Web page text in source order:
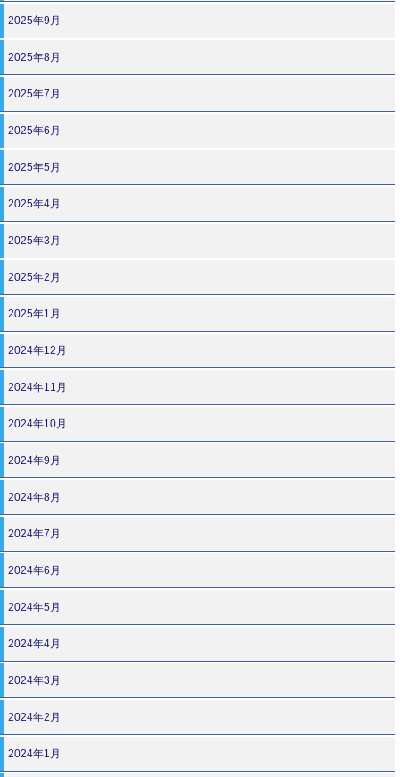
2025年9月
2025年8月
2025年7月
2025年6月
2025年5月
2025年4月
2025年3月
2025年2月
2025年1月
2024年12月
2024年11月
2024年10月
2024年9月
2024年8月
2024年7月
2024年6月
2024年5月
2024年4月
2024年3月
2024年2月
2024年1月